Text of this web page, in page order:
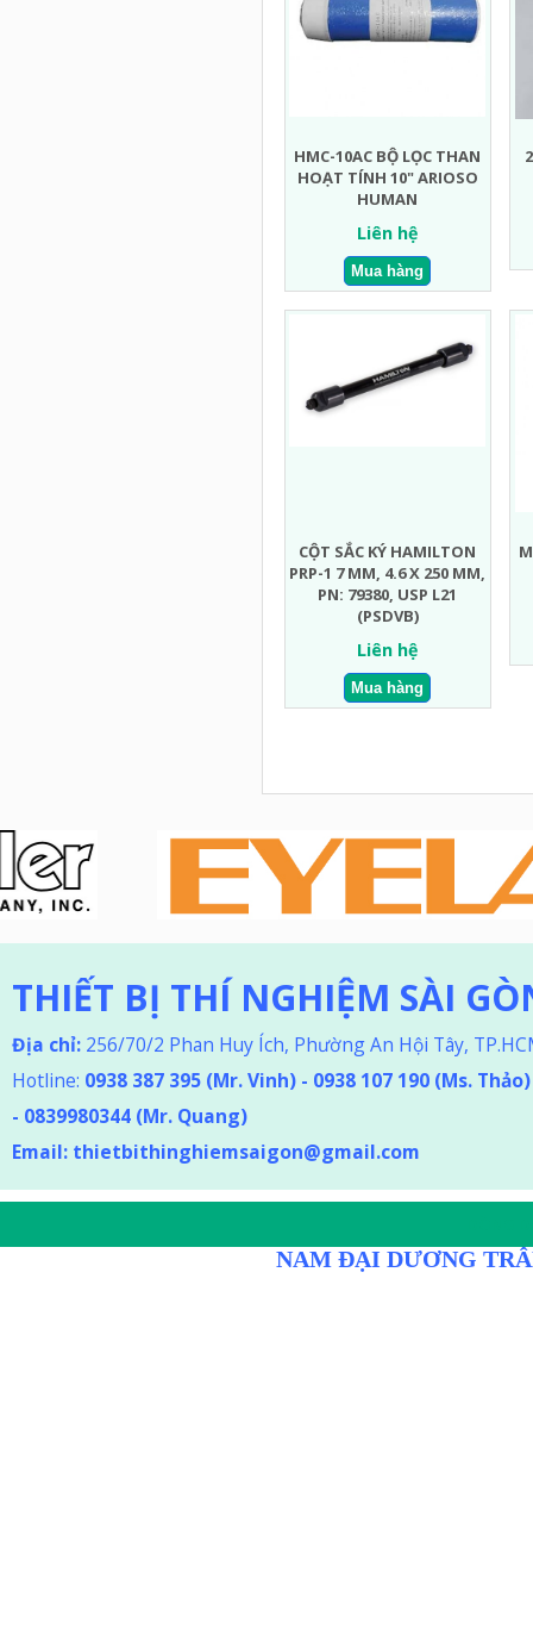
HMC-10AC BỘ LỌC THAN
HOẠT TÍNH 10" ARIOSO
HUMAN
Liên hệ
CỘT SẮC KÝ HAMILTON
PRP-1 7 ΜM, 4.6 X 250 MM,
PN: 79380, USP L21
(PSDVB)
Liên hệ
THIẾT BỊ THÍ NGHIỆM SÀI
Địa chỉ: 256/70/2 Phan Huy Ích, Phường An Hội Tây,
Hotline: 0938 387 395 (Mr. Vinh) - 0938 107 190 (Ms. Thảo)
- 0839980344 (Mr. Quang)
Email: thietbithinghiemsaigon@gmail.com
NAM ĐẠI DƯƠNG